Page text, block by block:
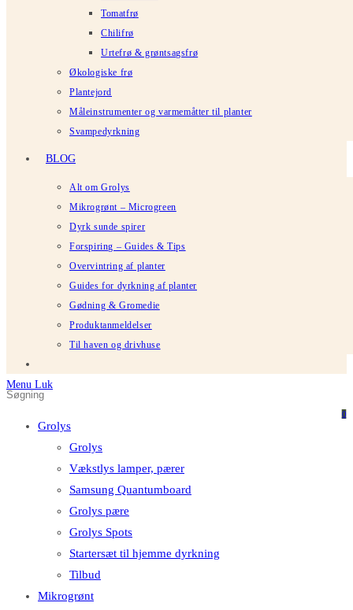
Tomatfrø
Chilifrø
Urtefrø & grøntsagsfrø
Økologiske frø
Plantejord
Måleinstrumenter og varmemåtter til planter
Svampedyrkning
BLOG
Alt om Grolys
Mikrogrønt – Microgreen
Dyrk sunde spirer
Forspiring – Guides & Tips
Overvintring af planter
Guides for dyrkning af planter
Gødning & Gromedie
Produktanmeldelser
Til haven og drivhuse
0
Menu Luk
Søg
hjemmeside
at
lukke
Grolys
Grolys
Vækstlys lamper, pærer
Samsung Quantumboard
Grolys pære
Grolys Spots
Startersæt til hjemme dyrkning
Tilbud
Mikrogrønt